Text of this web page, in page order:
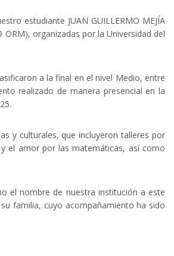
estudiante JUAN GUILLERMO MEJÍA
ORM), organizadas por la Universidad del
a la final en el nivel Medio, entre
realizado de manera presencial en la
y culturales, que incluyeron talleres por
el amor por las matemáticas, así como
el nombre de nuestra institución a este
familia, cuyo acompañamiento ha sido